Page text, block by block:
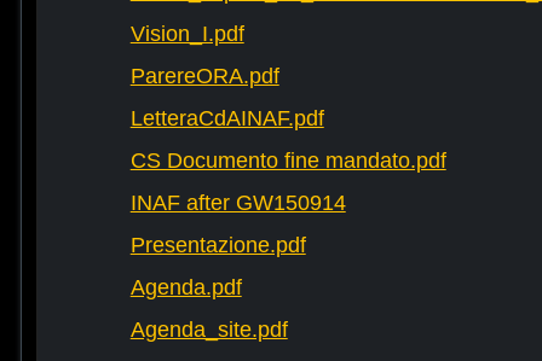
Vision_I.pdf
ParereORA.pdf
LetteraCdAINAF.pdf
CS Documento fine mandato.pdf
INAF after GW150914
Presentazione.pdf
Agenda.pdf
Agenda_site.pdf